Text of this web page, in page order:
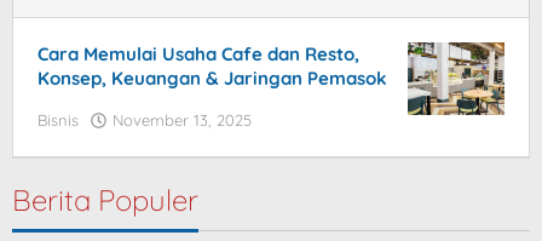
Cara Memulai Usaha Cafe dan Resto,
Konsep, Keuangan & Jaringan Pemasok
Bisnis November 13, 2025
Berita Populer